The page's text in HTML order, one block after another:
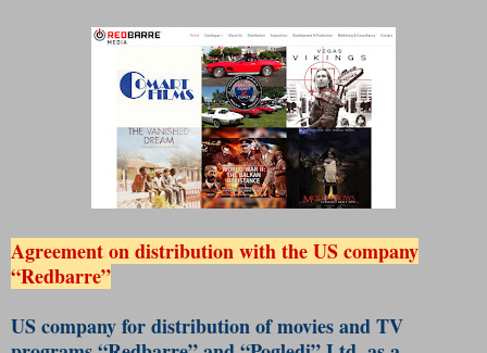
Agreement on distribution with the US company
“Redbarre”
US company for distribution of movies and TV